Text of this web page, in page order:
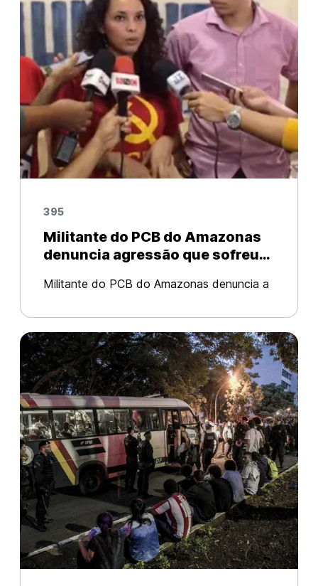
395
Militante do PCB do Amazonas
denuncia agressão que sofreu
Militante do PCB do Amazonas denuncia a
carnaval. A camarada Taly Nayandra foi
presa sem ter sido acusada de nada e
sofreu espancamentos e torturas no cárce